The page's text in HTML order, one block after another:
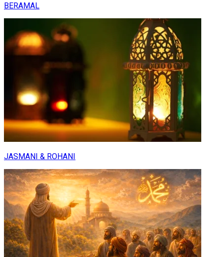
BERAMAL
JASMANI & ROHANI